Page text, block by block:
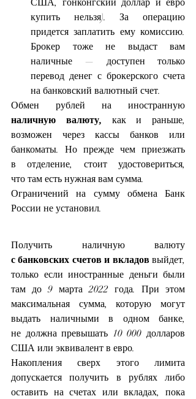
купить нельзя). За операцию
придется заплатить ему комиссию.
Брокер тоже не выдаст вам
наличные — доступен только
перевод денег с брокерского счета
на банковский валютный счет.
наличную валюту, как и раньше,
возможен через кассы банков или
банкоматы. Но прежде чем приезжать
в отделение, стоит удостовериться,
что там есть нужная вам сумма.
Ограничений на сумму обмена Банк
России не установил.
Получить наличную валюту
с банковских счетов и вкладов выйдет,
только если иностранные деньги были
там до 9 марта 2022 года. При этом
максимальная сумма, которую могут
выдать наличными в одном банке,
не должна превышать 10 000 долларов
США или эквивалент в евро.
Накопления сверх этого лимита
допускается получить в рублях либо
оставить на счетах или вкладах, пока